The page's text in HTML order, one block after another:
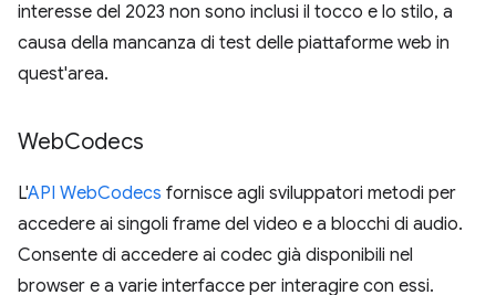
interesse del 2023 non sono inclusi il tocco e lo stilo, a
causa della mancanza di test delle piattaforme web in
quest'area.
WebCodecs
L'API WebCodecs fornisce agli sviluppatori metodi per
accedere ai singoli frame del video e a blocchi di audio.
Consente di accedere ai codec già disponibili nel
browser e a varie interfacce per interagire con essi.